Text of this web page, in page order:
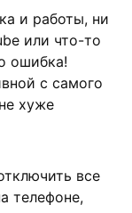
и работы, ни
или что-то
ошибка!
с самого
хуже
все
телефоне,